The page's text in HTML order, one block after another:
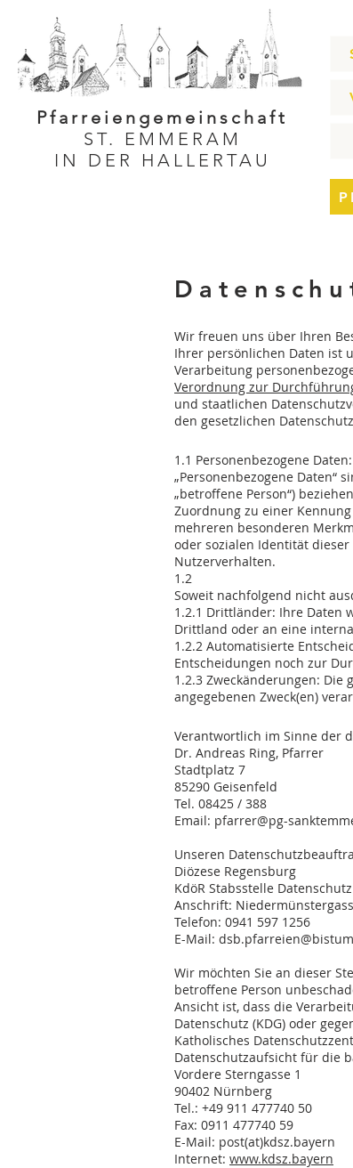
Pfarreiengemeinschaft
ST. EMMERAM
IN DER HALLERTAU
Wir freuen uns über Ihren
Ihrer persönlichen Daten ist
Verarbeitung
Verordnung zur
und staatlichen
den gesetzlichen
1.1 Personenbezogene Daten:
„Personenbezogene Daten“
„betroffene Person“)
Zuordnung zu einer
mehreren besonderen
oder sozialen Identität
Nutzerverhalten.
1.2
Soweit nachfolgend nicht
1.2.1 Drittländer: Ihre Daten
Drittland oder an eine
1.2.2 Automatisierte
Entscheidungen noch zur
1.2.3 Zweckänderungen:
angegebenen Zweck(en)
Verantwortlich im Sinne der
Dr. Andreas Ring, Pfarrer
Stadtplatz 7
85290 Geisenfeld
Tel. 08425 / 388
Email: pfarrer@pg-
Unseren
Diözese Regensburg
KdöR Stabsstelle Datenschutz
Anschrift:
Telefon: 0941 597 1256
E-Mail:
Wir möchten Sie an dieser
betroffene Person
Ansicht ist, dass die
Datenschutz (KDG) oder
Katholisches
Datenschutzaufsicht für die
Vordere Sterngasse 1
90402 Nürnberg
Tel.: +49 911 477740 50
Fax: 0911 477740 59
E-Mail: post(at)kdsz.bayern
Internet: www.kdsz.bayern